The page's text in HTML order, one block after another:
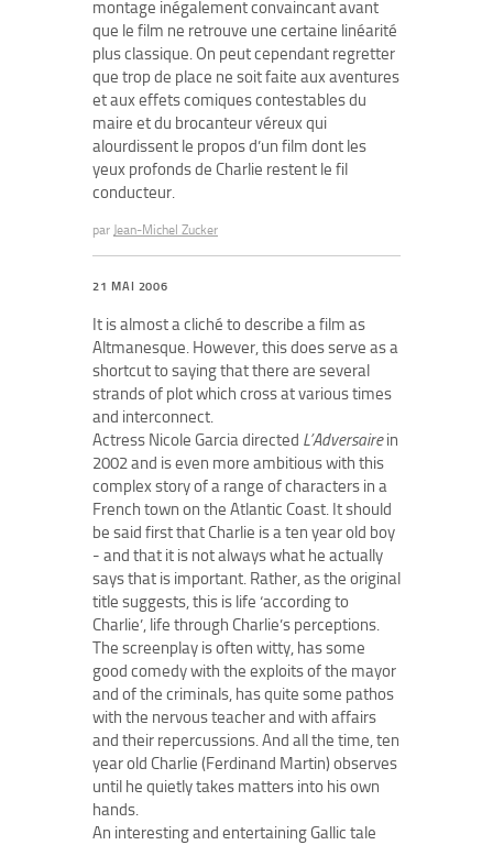
montage inégalement convaincant avant
que le film ne retrouve une certaine linéarité
plus classique. On peut cependant regretter
que trop de place ne soit faite aux aventures
et aux effets comiques contestables du
maire et du brocanteur véreux qui
alourdissent le propos d’un film dont les
yeux profonds de Charlie restent le fil
conducteur.
par Jean-Michel Zucker
21 MAI 2006
It is almost a cliché to describe a film as
Altmanesque. However, this does serve as a
shortcut to saying that there are several
strands of plot which cross at various times
and interconnect.
Actress Nicole Garcia directed L’Adversairein
2002 and is even more ambitious with this
complex story of a range of characters in a
French town on the Atlantic Coast. It should
be said first that Charlie is a ten year old boy
- and that it is not always what he actually
says that is important. Rather, as the original
title suggests, this is life ‘according to
Charlie’, life through Charlie’s perceptions.
The screenplay is often witty, has some
good comedy with the exploits of the mayor
and of the criminals, has quite some pathos
with the nervous teacher and with affairs
and their repercussions. And all the time, ten
year old Charlie (Ferdinand Martin) observes
until he quietly takes matters into his own
hands.
An interesting and entertaining Gallic tale